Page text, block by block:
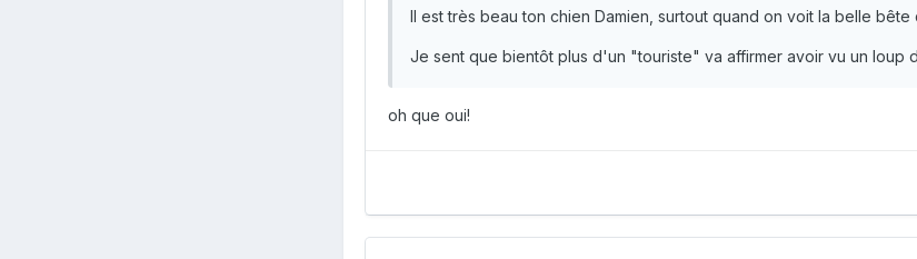
Il est très beau ton chien Damien, surtout quand on voit la belle bête
Je sent que bientôt plus d'un "touriste" va affirmer avoir vu un loup
oh que oui!